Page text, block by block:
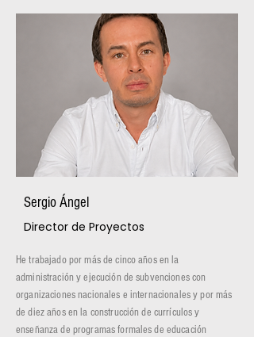
Sergio Ángel
Director de Proyectos
He trabajado por más de cinco años en la
administración y ejecución de subvenciones con
organizaciones nacionales e internacionales y por más
de diez años en la construcción de currículos y
enseñanza de programas formales de educación